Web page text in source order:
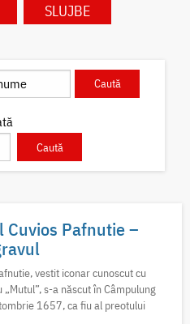
SLUJBE
Pafnutie –
vestit iconar cunoscut cu
„Mutul”, s-a născut în Câmpulung
1657, ca fiu al preotului